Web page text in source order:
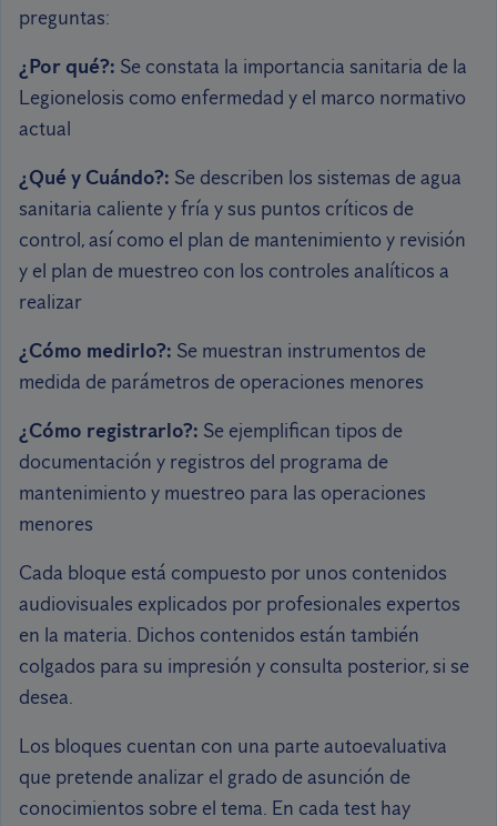
preguntas:
¿Por qué?: Se constata la importancia sanitaria de la
Legionelosis como enfermedad y el marco normativo
actual
¿Qué y Cuándo?: Se describen los sistemas de agua
sanitaria caliente y fría y sus puntos críticos de
control, así como el plan de mantenimiento y revisión
y el plan de muestreo con los controles analíticos a
realizar
¿Cómo medirlo?: Se muestran instrumentos de
medida de parámetros de operaciones menores
¿Cómo registrarlo?: Se ejemplifican tipos de
documentación y registros del programa de
mantenimiento y muestreo para las operaciones
menores
Cada bloque está compuesto por unos contenidos
audiovisuales explicados por profesionales expertos
en la materia. Dichos contenidos están también
colgados para su impresión y consulta posterior, si se
desea.
Los bloques cuentan con una parte autoevaluativa
que pretende analizar el grado de asunción de
conocimientos sobre el tema. En cada test hay